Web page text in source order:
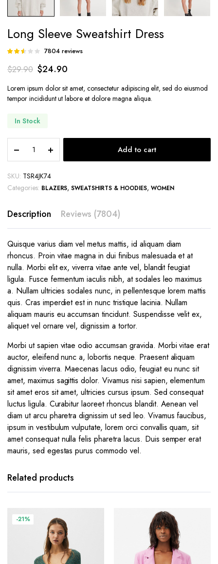
Long Sleeve Sweatshirt Dress
Rated
out of
based
on
7781
customer
7804reviews
$29.90 $24.90
Lorem ipsum dolor sit amet, consectetur adipiscing elit, sed do eiusmod
tempor incididunt ut labore et dolore magna aliqua.
In Stock
Sleeve
Sweatshirt
Dress
quantity
Add to cart
SKU: TSR4JK74
Categories: BLAZERS,SWEATSHIRTS & HOODIES, WOMEN
Description Reviews (7804)
Quisque varius diam vel metus mattis, id aliquam diam
rhoncus. Proin vitae magna in dui finibus malesuada et at
nulla. Morbi elit ex, viverra vitae ante vel, blandit feugiat
ligula. Fusce fermentum iaculis nibh, at sodales leo maximus
a. Nullam ultricies sodales nunc, in pellentesque lorem mattis
quis. Cras imperdiet est in nunc tristique lacinia. Nullam
aliquam mauris eu accumsan tincidunt. Suspendisse velit ex,
aliquet vel ornare vel, dignissim a tortor.
Morbi ut sapien vitae odio accumsan gravida. Morbi vitae erat
auctor, eleifend nunc a, lobortis neque. Praesent aliquam
dignissim viverra. Maecenas lacus odio, feugiat eu nunc sit
amet, maximus sagittis dolor. Vivamus nisi sapien, elementum
sit amet eros sit amet, ultricies cursus ipsum. Sed consequat
luctus ligula. Curabitur laoreet rhoncus blandit. Aenean vel
diam ut arcu pharetra dignissim ut sed leo. Vivamus faucibus,
ipsum in vestibulum vulputate, lorem orci convallis quam, sit
amet consequat nulla felis pharetra lacus. Duis semper erat
mauris, sed egestas purus commodo vel.
Related products
-21%